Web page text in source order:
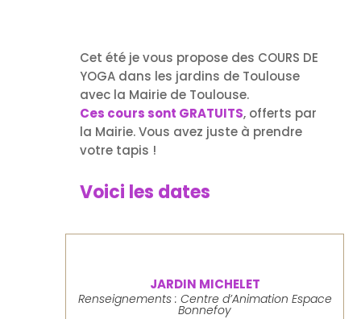
Cet été je vous propose des COURS DE
YOGA dans les jardins de Toulouse
avec la Mairie de Toulouse.
Ces cours sont GRATUITS, offerts par
la Mairie. Vous avez juste à prendre
votre tapis !
Voici les dates
JARDIN MICHELET
Renseignements : Centre d’Animation Espace
Bonnefoy